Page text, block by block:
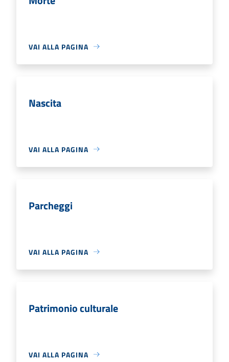
VAI ALLA PAGINA
Nascita
VAI ALLA PAGINA
Parcheggi
VAI ALLA PAGINA
Patrimonio culturale
VAI ALLA PAGINA